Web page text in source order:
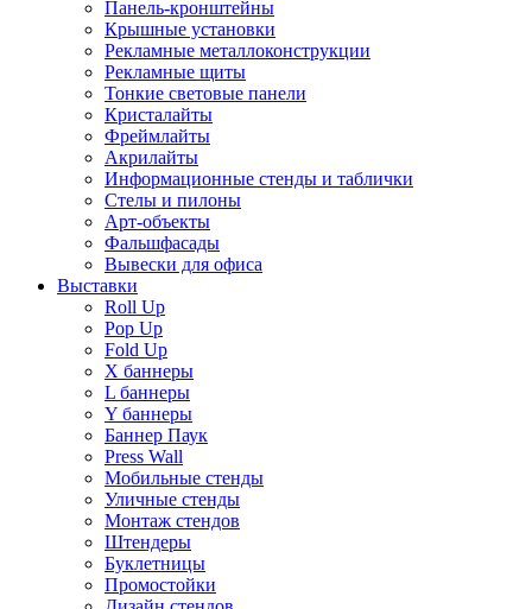
Панель-кронштейны
Крышные установки
Рекламные металлоконструкции
Рекламные щиты
Тонкие световые панели
Кристалайты
Фреймлайты
Акрилайты
Информационные стенды и таблички
Стелы и пилоны
Арт-объекты
Фальшфасады
Вывески для офиса
Выставки
Roll Up
Pop Up
Fold Up
Х баннеры
L баннеры
Y баннеры
Баннер Паук
Press Wall
Мобильные стенды
Уличные стенды
Монтаж стендов
Штендеры
Буклетницы
Промостойки